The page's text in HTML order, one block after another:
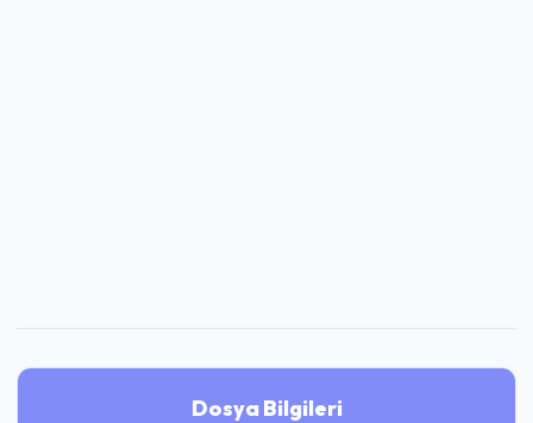
Dosya Bilgileri